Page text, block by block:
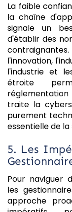
La faible
la chaîne
signale un
d'établir des
l'innovation,
l'industrie et
étroite
traite la
purement
essentielle de
5. Les
Pour naviguer
les
approche